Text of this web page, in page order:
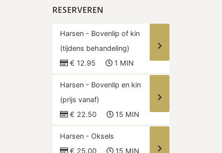
RESERVEREN
Harsen - Bovenlip of kin
(tijdens behandeling)
€ 12.95
1 MIN
Harsen - Bovenlip en kin
(prijs vanaf)
€ 22.50
15 MIN
Harsen - Oksels
€ 25.00
15 MIN